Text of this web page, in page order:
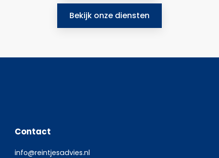
Bekijk onze diensten
Contact
info@reintjesadvies.nl